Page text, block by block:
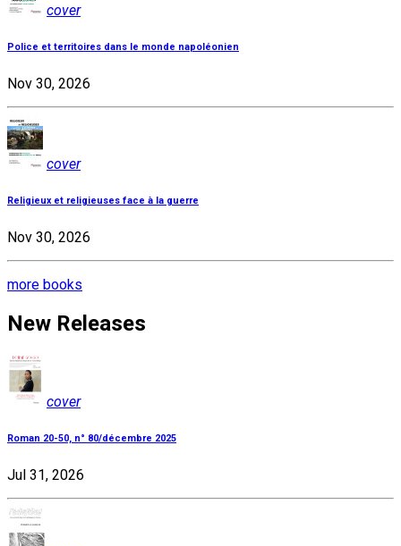
cover
Police et territoires dans le monde napoléonien
Nov 30, 2026
cover
Religieux et religieuses face à la guerre
Nov 30, 2026
more books
New Releases
cover
Roman 20-50, n° 80/décembre 2025
Jul 31, 2026